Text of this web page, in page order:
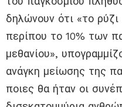
δηλώνουν ότι «το ρύζι
περίπου το 10% των
μεθανίου»,
ανάγκη μείωσης της
ποιες θα ήταν οι